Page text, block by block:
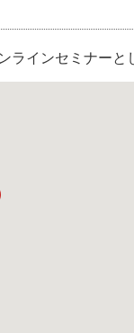
インセミナーと